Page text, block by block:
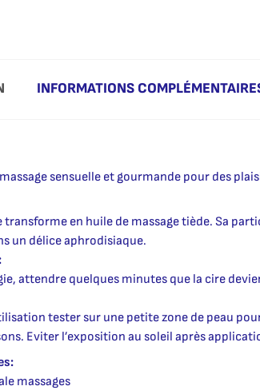
INFORMATIONS
sensuelle et gourmande pour des
transforme en huile de massage tiède. Sa
un délice aphrodisiaque.
attendre quelques minutes que la cire
tester sur une petite zone de peau
Eviter l’exposition au soleil après
massages